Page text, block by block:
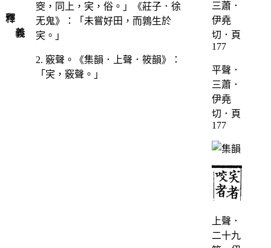
釋
義
窔，同上，宎，俗。」《莊子．徐
无鬼》：「未嘗好田，而鶉生於
宎。」
2. 竅聲。《集韻．上聲．筱韻》：
「宎，竅聲。」
平聲．
三蕭．
伊堯
切．頁
177
上聲．
二十九